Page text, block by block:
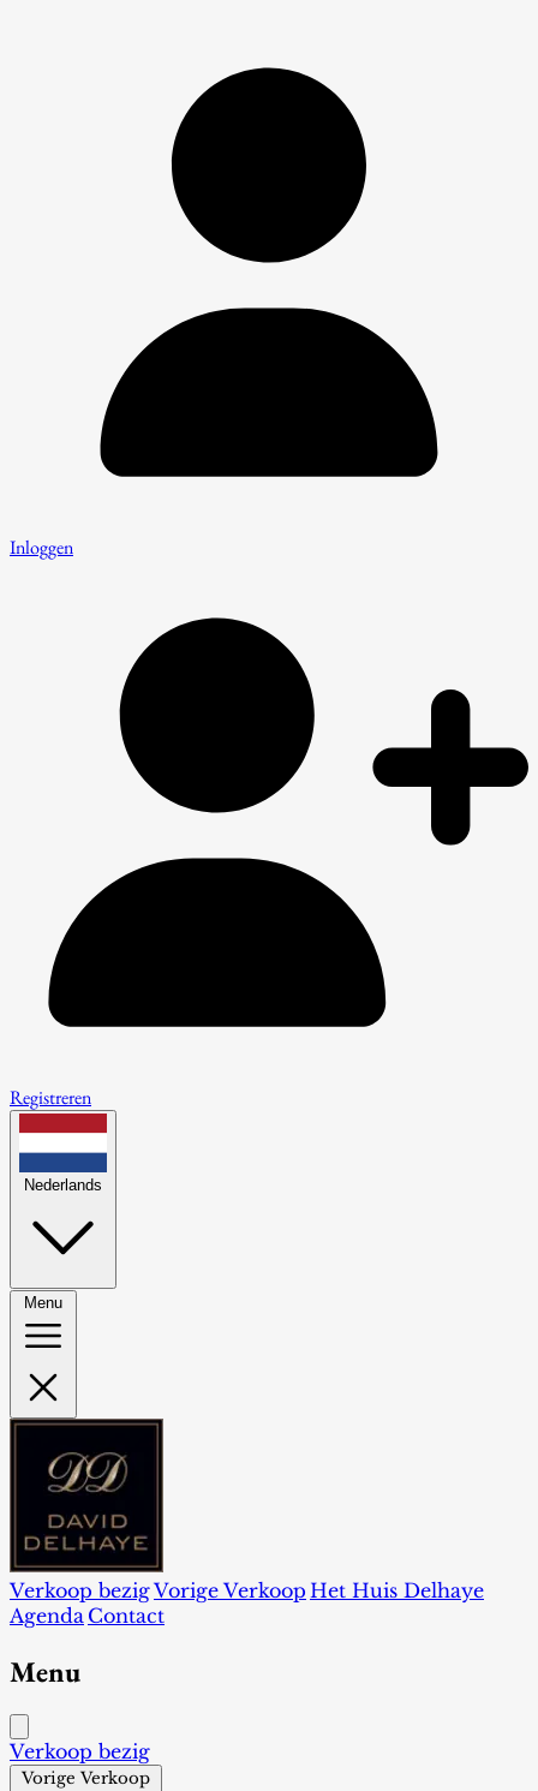
Inloggen
Registreren
Nederlands
Menu
Verkoop bezigVorige Verkoop Het Huis Delhaye
Agenda Contact
Menu
Verkoop bezig
Vorige Verkoop